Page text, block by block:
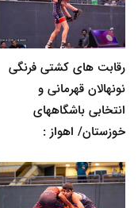
رقابت های کشتی فرنگی
نونهالان قهرمانی و
انتخابی باشگاههای
خوزستان/ اهواز :